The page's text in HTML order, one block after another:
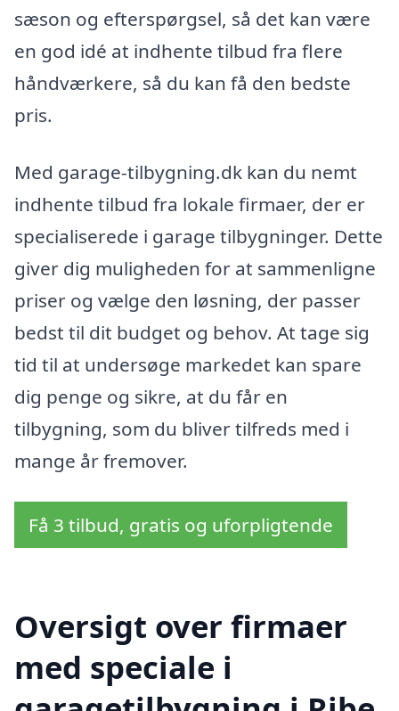
sæson og efterspørgsel, så det kan være
en god idé at indhente tilbud fra flere
håndværkere, så du kan få den bedste
pris.
Med garage-tilbygning.dk kan du nemt
indhente tilbud fra lokale firmaer, der er
specialiserede i garage tilbygninger. Dette
giver dig muligheden for at sammenligne
priser og vælge den løsning, der passer
bedst til dit budget og behov. At tage sig
tid til at undersøge markedet kan spare
dig penge og sikre, at du får en
tilbygning, som du bliver tilfreds med i
mange år fremover.
Få 3 tilbud, gratis og uforpligtende
Oversigt over firmaer
med speciale i